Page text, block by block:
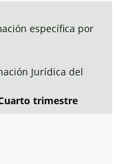
específica por
Jurídica del
trimestre